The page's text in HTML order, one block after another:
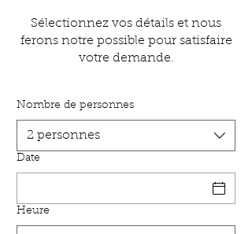
Sélectionnez vos détails et nous
ferons notre possible pour satisfaire
votre demande.
Nombre de personnes
2 personnes
Date
Heure